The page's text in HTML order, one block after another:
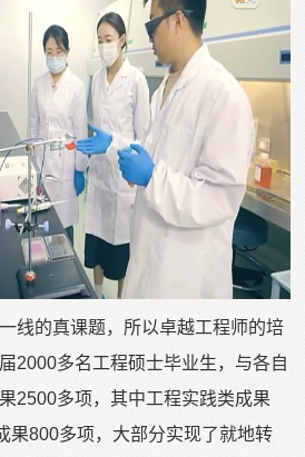
线的真课题，所以卓越工程师的培
2000多名工程硕士毕业生，与各自
2500多项，其中工程实践类成果
果800多项，大部分实现了就地转